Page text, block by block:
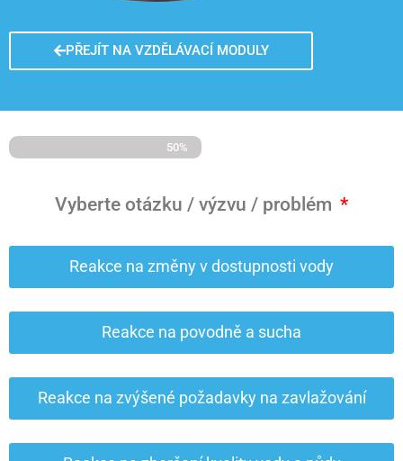
PŘEJÍT NA VZDĚLÁVACÍ MODULY
50%
Vyberte otázku / výzvu / problém
Reakce na změny v dostupnosti vody
Reakce na povodně a sucha
Reakce na zvýšené požadavky na zavlažování